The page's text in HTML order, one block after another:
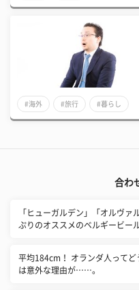
#海外 #旅行 #暮らし
合わ
「ヒューガルデン」「オルヴァ
ぷりのオススメのベルギービー
平均184cm！ オランダ人って
は意外な理由が……。